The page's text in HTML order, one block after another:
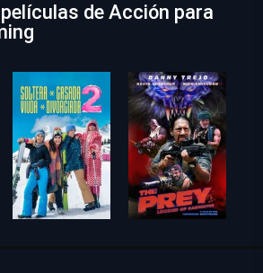
de Acción para